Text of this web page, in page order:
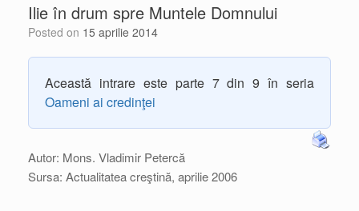
Ilie în drum spre Muntele Domnului
Posted on 15 aprilie 2014
Această intrare este parte 7 din 9 în seria
Oameni ai credinţei
Autor: Mons. Vladimir Petercă
Sursa: Actualitatea creştină, aprilie 2006